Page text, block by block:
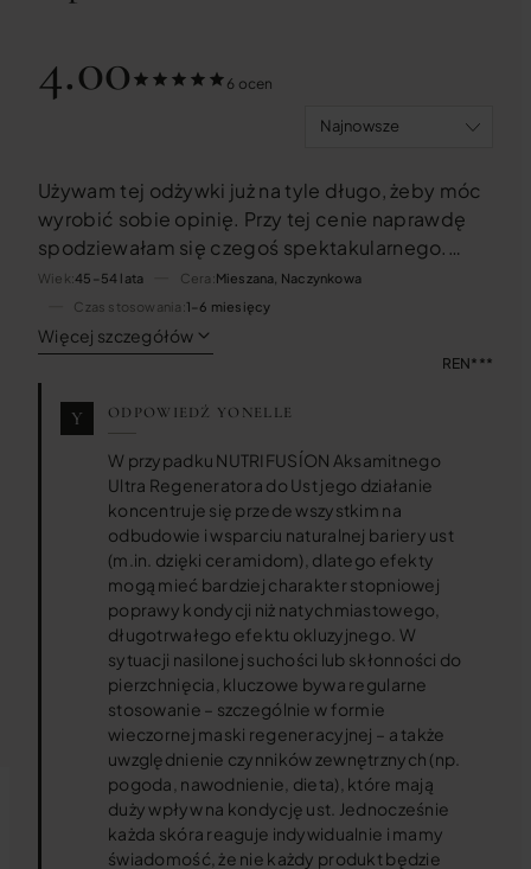
4.00 6 ocen
Używam tej odżywki już na tyle długo, żeby móc
wyrobić sobie opinię. Przy tej cenie naprawdę
spodziewałam się czegoś spektakularnego.
Tymczasem to po prostu zwykła odżywka do ust.
Dlaczego tak uważam? Usta nadal potrafią
pierzchnąć i bywają przesuszone. Nie widzę
żadnej realnej poprawy ich kondycji – ani na plus,
ani na minus. Owszem, bezpośrednio po
nałożeniu jest chwilowa ulga, ale efekt szybko
znika. Dokładnie taki sam rezultat osiągam,
używając odżywki za 10 zł. Jeśli produkt działa
tylko przez moment i problem wraca, to
naprawdę trudno uzasadnić wydatek rzędu 200
zł. W mojej ocenie – zdecydowanie nie warto.
Wiek 45–54 lata Cera Mieszana, Naczynkowa
Czas stosowania 1–6 miesięcy
Więcej szczegółów
REN***
ODPOWIEDŹ YONELLE
W przypadku NUTRIFUSÍON Aksamitnego
Ultra Regeneratora do Ust jego działanie
koncentruje się przede wszystkim na
odbudowie i wsparciu naturalnej bariery ust
(m.in. dzięki ceramidom), dlatego efekty
mogą mieć bardziej charakter stopniowej
poprawy kondycji niż natychmiastowego,
długotrwałego efektu okluzyjnego. W
sytuacji nasilonej suchości lub skłonności do
pierzchnięcia, kluczowe bywa regularne
stosowanie – szczególnie w formie
wieczornej maski regeneracyjnej – a także
uwzględnienie czynników zewnętrznych (np.
pogoda, nawodnienie, dieta), które mają
duży wpływ na kondycję ust. Jednocześnie
każda skóra reaguje indywidualnie i mamy
świadomość, że nie każdy produkt będzie